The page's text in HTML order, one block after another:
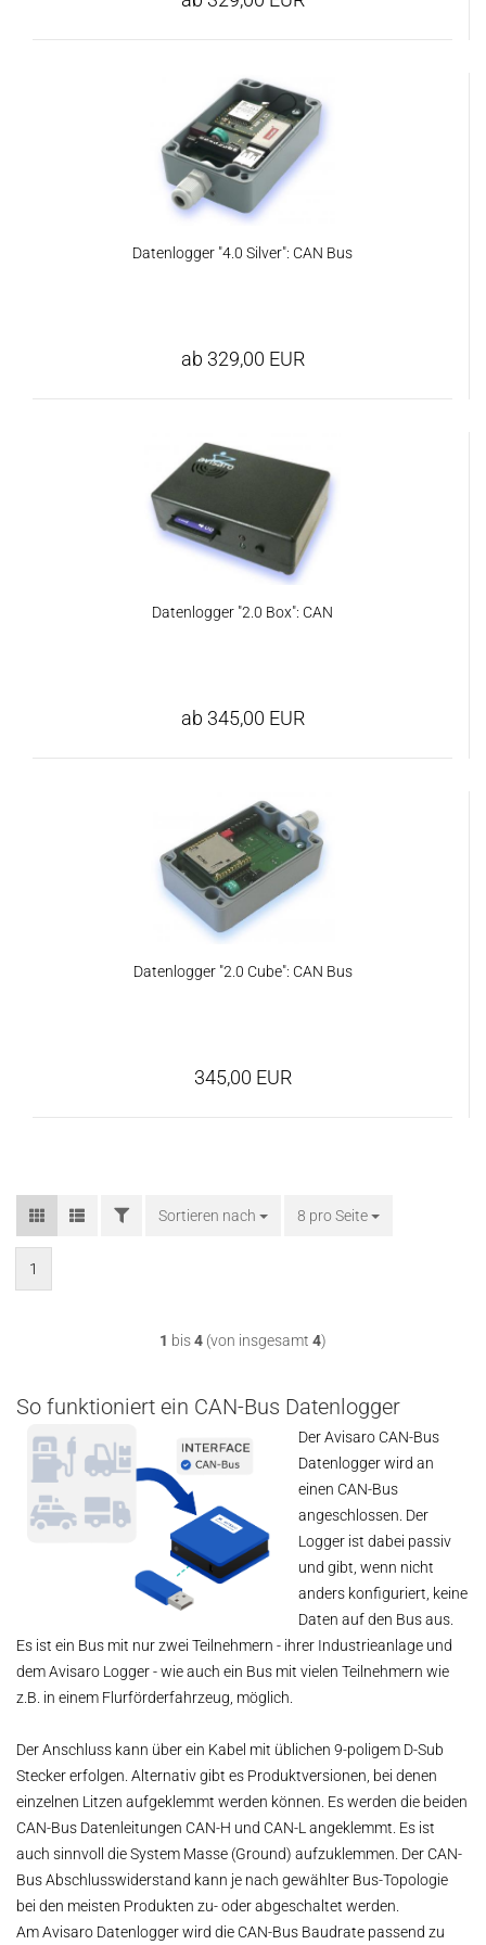
Datenlogger "4.0 Silver": CAN Bus
ab 329,00 EUR
Datenlogger "2.0 Box": CAN
ab 345,00 EUR
Datenlogger "2.0 Cube": CAN Bus
345,00 EUR
FILTERSortieren nach
Sortieren nach 8 pro Seite
pro Seite
1
1 bis4 (von insgesamt 4)
So funktioniert ein CAN-Bus Datenlogger
Der Avisaro CAN-Bus
Datenlogger wird an
einen CAN-Bus
angeschlossen. Der
Logger ist dabei passiv
und gibt, wenn nicht
anders konfiguriert, keine
Daten auf den Bus aus.
Es ist ein Bus mit nur zwei Teilnehmern - ihrer Industrieanlage und
dem Avisaro Logger - wie auch ein Bus mit vielen Teilnehmern wie
z.B. in einem Flurförderfahrzeug, möglich.
Der Anschluss kann über ein Kabel mit üblichen 9-poligem D-Sub
Stecker erfolgen. Alternativ gibt es Produktversionen, bei denen
einzelnen Litzen aufgeklemmt werden können. Es werden die beiden
CAN-Bus Datenleitungen CAN-H und CAN-L angeklemmt. Es ist
auch sinnvoll die System Masse (Ground) aufzuklemmen. Der CAN-
Bus Abschlusswiderstand kann je nach gewählter Bus-Topologie
bei den meisten Produkten zu- oder abgeschaltet werden.
Am Avisaro Datenlogger wird die CAN-Bus Baudrate passend zu